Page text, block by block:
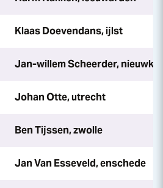
Klaas Doevendans, ijlst
Jan-willem Scheerder,
Johan Otte, utrecht
Ben Tijssen, zwolle
Jan Van Esseveld, enschede